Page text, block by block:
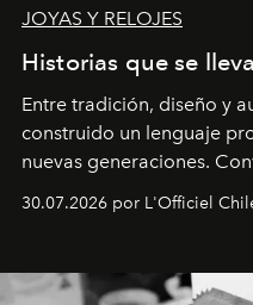
JOYAS Y RELOJES
Historias que se
Entre tradición, diseño y
construido un lenguaje
nuevas generaciones.
Dubray, la responsable
Latinoamérica, sobre
30.07.2026 por L'Officiel